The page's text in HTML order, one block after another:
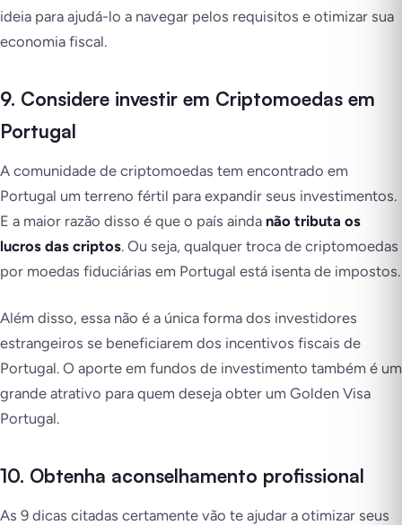
ideia para ajudá-lo a navegar pelos requisitos e otimizar sua
economia fiscal.
9. Considere investir em Criptomoedas em
Portugal
A comunidade de criptomoedas tem encontrado em
Portugal um terreno fértil para expandir seus investimentos.
E a maior razão disso é que o país ainda não tributa os
lucros das criptos. Ou seja, qualquer troca de criptomoedas
por moedas fiduciárias em Portugal está isenta de impostos.
Além disso, essa não é a única forma dos investidores
estrangeiros se beneficiarem dos incentivos fiscais de
Portugal. O aporte em fundos de investimento também é um
grande atrativo para quem deseja obter um Golden Visa
Portugal.
10. Obtenha aconselhamento profissional
As 9 dicas citadas certamente vão te ajudar a otimizar seus